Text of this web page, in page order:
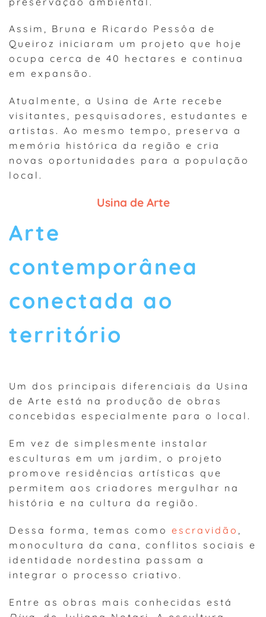
Assim, Bruna e Ricardo Pessôa de
Queiroz iniciaram um projeto que hoje
ocupa cerca de 40 hectares e continua
em expansão.
Atualmente, a Usina de Arte recebe
visitantes, pesquisadores, estudantes e
artistas. Ao mesmo tempo, preserva a
memória histórica da região e cria
novas oportunidades para a população
local.
Usina de Arte
Arte
contemporânea
conectada ao
território
Um dos principais diferenciais da Usina
de Arte está na produção de obras
concebidas especialmente para o local.
Em vez de simplesmente instalar
esculturas em um jardim, o projeto
promove residências artísticas que
permitem aos criadores mergulhar na
história e na cultura da região.
Dessa forma, temas como escravidão ,
monocultura da cana, conflitos sociais e
identidade nordestina passam a
integrar o processo criativo.
Entre as obras mais conhecidas está